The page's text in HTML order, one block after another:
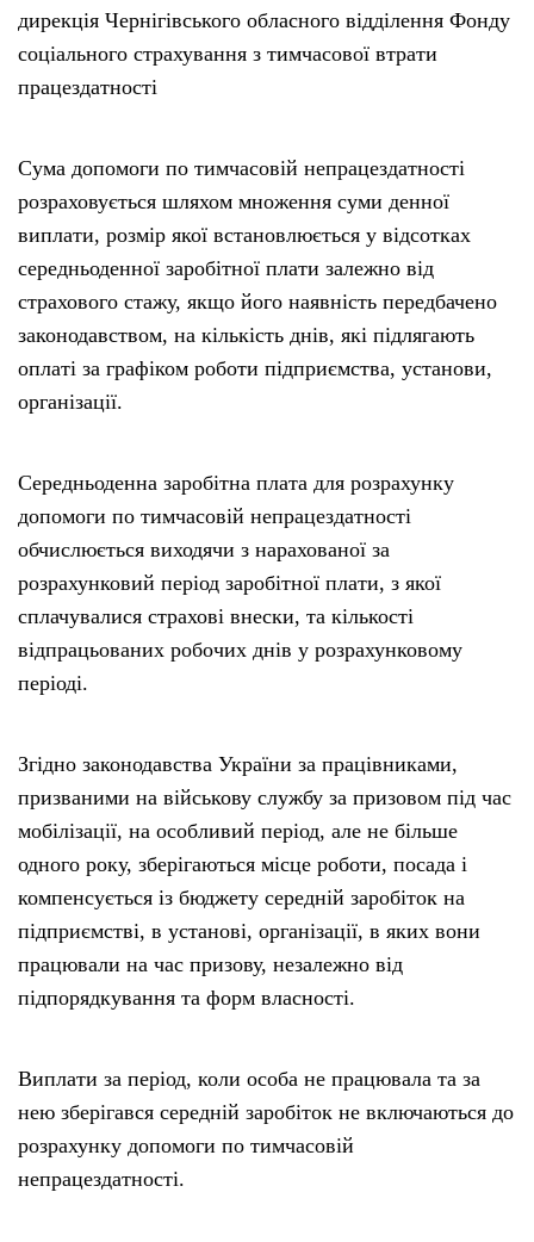
дирекція Чернігівського обласного відділення Фонду
соціального страхування з тимчасової втрати
працездатності
Сума допомоги по тимчасовій непрацездатності
розраховується шляхом множення суми денної
виплати, розмір якої встановлюється у відсотках
середньоденної заробітної плати залежно від
страхового стажу, якщо його наявність передбачено
законодавством, на кількість днів, які підлягають
оплаті за графіком роботи підприємства, установи,
організації.
Середньоденна заробітна плата для розрахунку
допомоги по тимчасовій непрацездатності
обчислюється виходячи з нарахованої за
розрахунковий період заробітної плати, з якої
сплачувалися страхові внески, та кількості
відпрацьованих робочих днів у розрахунковому
періоді.
Згідно законодавства України за працівниками,
призваними на військову службу за призовом під час
мобілізації, на особливий період, але не більше
одного року, зберігаються місце роботи, посада і
компенсується із бюджету середній заробіток на
підприємстві, в установі, організації, в яких вони
працювали на час призову, незалежно від
підпорядкування та форм власності.
Виплати за період, коли особа не працювала та за
нею зберігався середній заробіток не включаються до
розрахунку допомоги по тимчасовій
непрацездатності.